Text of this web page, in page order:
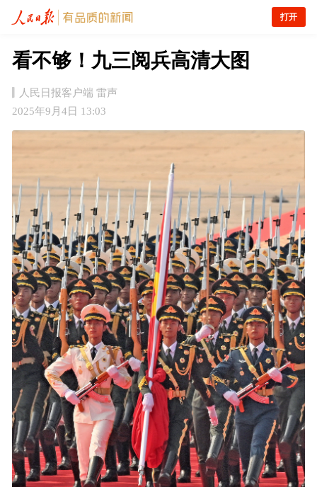
打开
看不够！九三阅兵高清大图
人民日报客户端 雷声
2025年9月4日 13:03